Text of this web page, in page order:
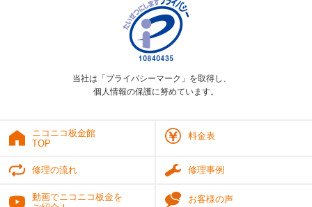
当社は「プライバシーマーク」を取得し、
個人情報の保護に努めています。
ニコニコ板金館
TOP
料金表
修理の流れ 修理事例
動画でニコニコ板金を
お客様の声